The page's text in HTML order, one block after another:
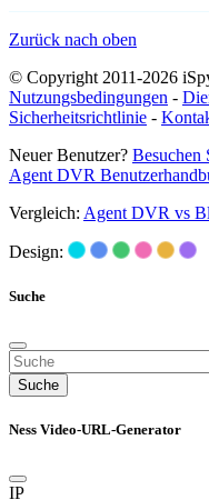
Zurück nach oben
© Copyright 2011-2026
Nutzungsbedingungen -
Sicherheitsrichtlinie -
Neuer Benutzer? Besuchen
Agent DVR
Vergleich: Agent DVR vs
Design:
Suche
Suche
Ness Video-URL-Generator
IP